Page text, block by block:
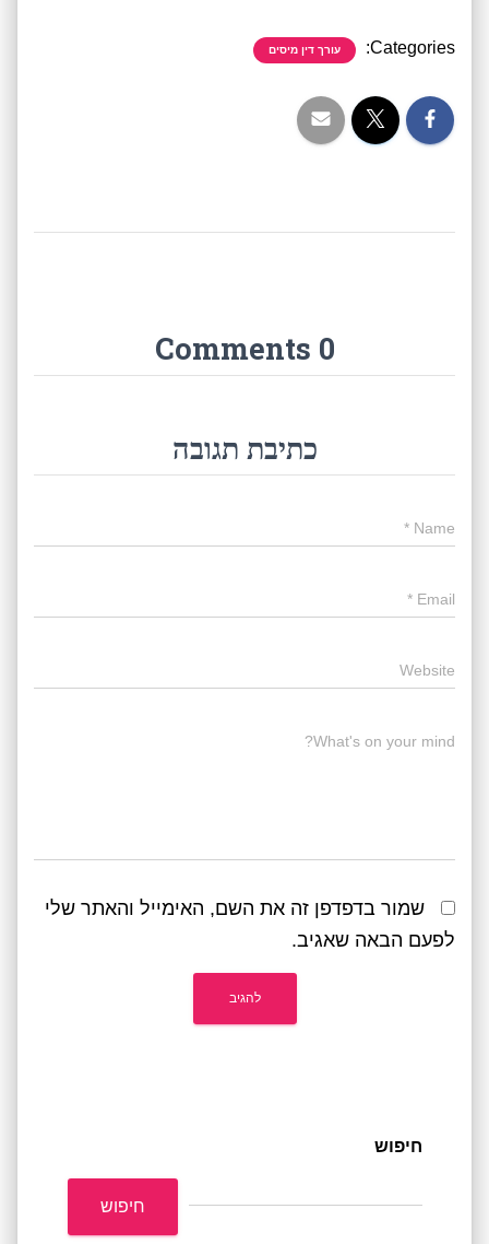
Categories: עורך דין מיסים
0 Comments
כתיבת תגובה
Name
*
Email
*
Website
What's on your mind?
שמור בדפדפן זה את השם, האימייל והאתר שלי
לפעם הבאה שאגיב.
חיפוש
חיפוש